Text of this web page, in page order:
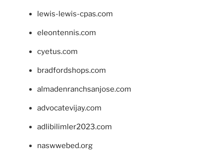
lewis-lewis-cpas.com
eleontennis.com
cyetus.com
bradfordshops.com
almadenranchsanjose.com
advocatevijay.com
adlibilimler2023.com
naswwebed.org